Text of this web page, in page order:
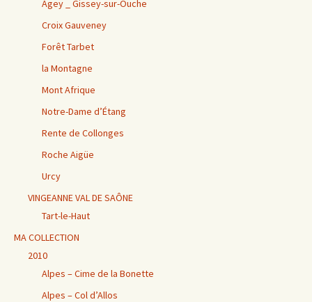
Agey _ Gissey-sur-Ouche
Croix Gauveney
Forêt Tarbet
la Montagne
Mont Afrique
Notre-Dame d’Étang
Rente de Collonges
Roche Aigüe
Urcy
VINGEANNE VAL DE SAÔNE
Tart-le-Haut
MA COLLECTION
2010
Alpes – Cime de la Bonette
Alpes – Col d’Allos